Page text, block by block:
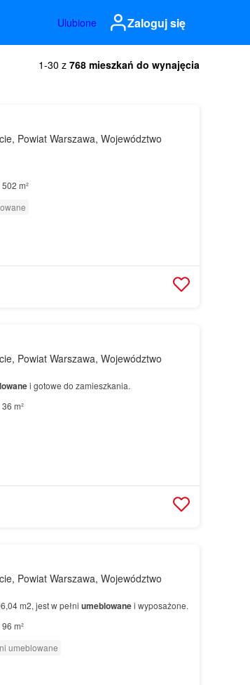
Ulubione Zaloguj się
1-30 z 768 mieszkań do wynajęcia
Powiat Warszawa, Województwo
502 m²
Powiat Warszawa, Województwo
i gotowe do zamieszkania.
36 m²
Powiat Warszawa, Województwo
m2, jest w pełni umeblowanei wyposażone.
96 m²
umeblowane